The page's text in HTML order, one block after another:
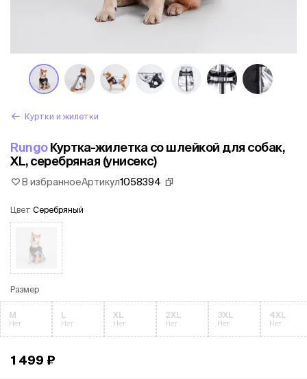
Куртки и жилетки
RungoКуртка-жилетка со шлейкой для собак,
XL, серебряная (унисекс)
В избранноеАртикул1058394
Цвет Серебряный
Размер
M
Нет
L
Нет
XL
Нет
2XL
Нет
3XL
Нет
4XL
Нет
1 499 ₽